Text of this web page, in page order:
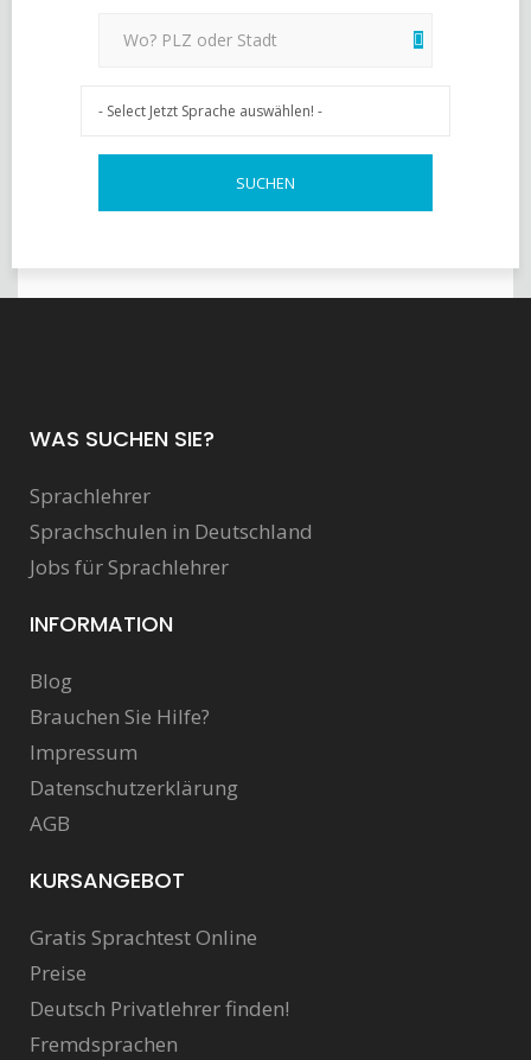
WAS SUCHEN SIE?
Sprachlehrer
Sprachschulen in Deutschland
Jobs für Sprachlehrer
INFORMATION
Blog
Brauchen Sie Hilfe?
Impressum
Datenschutzerklärung
AGB
KURSANGEBOT
Gratis Sprachtest Online
Preise
Deutsch Privatlehrer finden!
Fremdsprachen